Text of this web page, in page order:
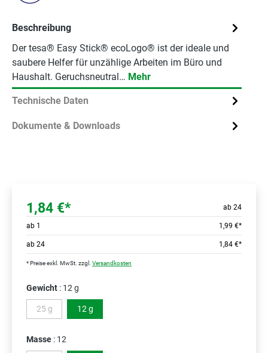
Beschreibung
Der tesa® Easy Stick® ecoLogo® ist der ideale und
saubere Helfer für unzählige Arbeiten im Büro und
Haushalt. Geruchsneutral… Mehr
Technische Daten
Dokumente & Downloads
1,84 €* ab 24
ab 1 1,99 €*
ab 24 1,84 €*
* Preise exkl. MwSt. zzgl. Versandkosten
Gewicht : 12 g
25 g(Diese Option ist zurzeit nicht verfügbar.)
12 g
Masse : 12